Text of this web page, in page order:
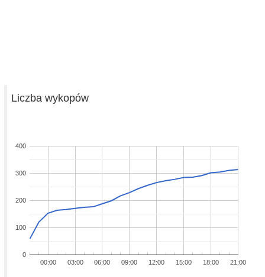
Liczba wykopów
00:00 03:00 06:00 09:00 12:00 15:00 18:00 21:00
0
100
200
300
400